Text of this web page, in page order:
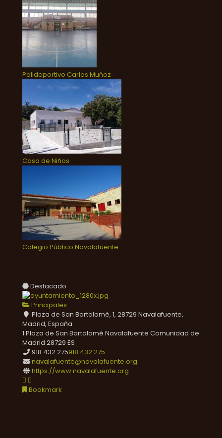
Polideportivo Carlos Muñoz
Casa de Niños
Colegio Público Navalafuente
Destacado
Principales
Plaza de San Bartolomé, 1, 28729 Navalafuente,
Madrid, España
1 Plaza de San Bartolomé Navalafuente Comunidad de
Madrid 28729 ES
918 432 275918 432 275
navalafuente@navalafuente.org
https://www.navalafuente.org
Bookmark